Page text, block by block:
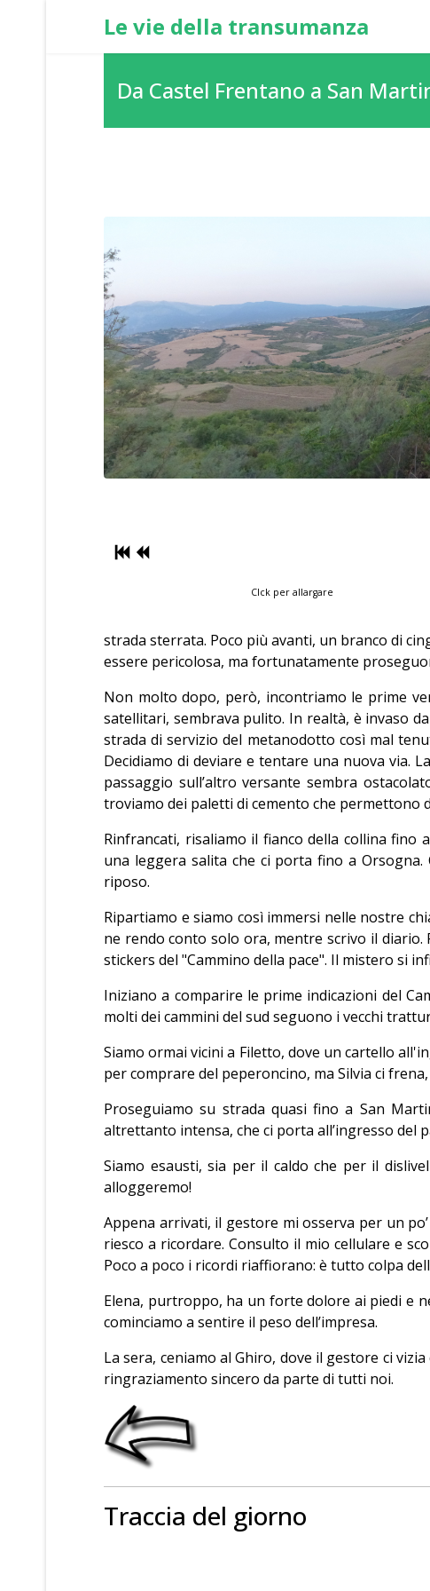
Le vie della transumanza
Da Castel Frentano a San
Clck per allargare
strada sterrata. Poco più avanti, un branco di
essere pericolosa, ma fortunatamente
Non molto dopo, però, incontriamo le prime
satellitari, sembrava pulito. In realtà, è invaso
strada di servizio del metanodotto così mal
Decidiamo di deviare e tentare una nuova via.
passaggio sull’altro versante sembra
troviamo dei paletti di cemento che permettono
Rinfrancati, risaliamo il fianco della collina fino
una leggera salita che ci porta fino a
riposo.
Ripartiamo e siamo così immersi nelle nostre
ne rendo conto solo ora, mentre scrivo il
stickers del "Cammino della pace". Il mistero si
Iniziano a comparire le prime indicazioni del
molti dei cammini del sud seguono i vecchi
Siamo ormai vicini a Filetto, dove un cartello
per comprare del peperoncino, ma Silvia ci
Proseguiamo su strada quasi fino a San
altrettanto intensa, che ci porta all’ingresso del
Siamo esausti, sia per il caldo che per il
alloggeremo!
Appena arrivati, il gestore mi osserva per un
riesco a ricordare. Consulto il mio cellulare e
Poco a poco i ricordi riaffiorano: è tutto colpa
Elena, purtroppo, ha un forte dolore ai piedi e
cominciamo a sentire il peso dell’impresa.
La sera, ceniamo al Ghiro, dove il gestore ci
ringraziamento sincero da parte di tutti noi.
Traccia del giorno